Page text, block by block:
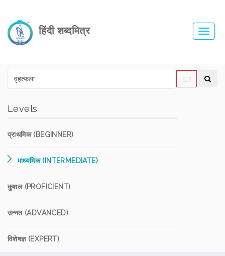
हिंदी शब्दमित्र
Levels
प्राथमिक (BEGINNER)
माध्यमिक (INTERMEDIATE)
कुशल (PROFICIENT)
उन्नत (ADVANCED)
विशेषज्ञ (EXPERT)